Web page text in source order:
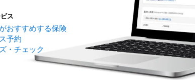
ス
おすすめする保険
予約
・チェック